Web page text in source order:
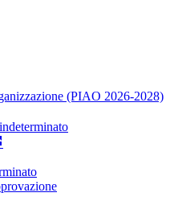
(PIAO 2026-2028)